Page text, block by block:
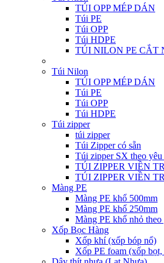
TÚI OPP MÉP DÁN
Túi PE
Túi OPP
Túi HDPE
TÚI NILON PE CẮT
Túi Nilon
TÚI OPP MÉP DÁN
Túi PE
Túi OPP
Túi HDPE
Túi zipper
túi zipper
Túi Zipper có sẵn
Túi zipper SX theo yêu
TÚI ZIPPER VIỀN
TÚI ZIPPER VIỀN
Màng PE
Màng PE khổ 500mm
Màng PE khổ 250mm
Màng PE khổ nhỏ theo
Xốp Bọc Hàng
Xốp khí (xốp bóp nổ)
Xốp PE foam (xốp